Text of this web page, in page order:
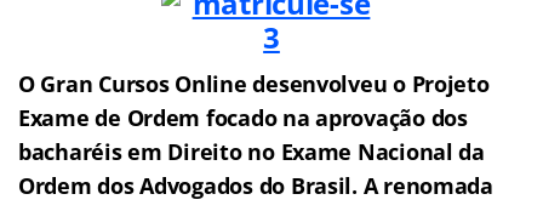
O Gran Cursos Online desenvolveu o Projeto
Exame de Ordem focado na aprovação dos
bacharéis em Direito no Exame Nacional da
Ordem dos Advogados do Brasil. A renomada